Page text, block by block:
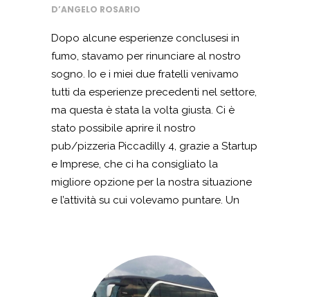
D’ANGELO ROSARIO
Dopo alcune esperienze conclusesi in
fumo, stavamo per rinunciare al nostro
sogno. Io e i miei due fratelli venivamo
tutti da esperienze precedenti nel settore,
ma questa è stata la volta giusta. Ci è
stato possibile aprire il nostro
pub/pizzeria Piccadilly 4, grazie a Startup
e Imprese, che ci ha consigliato la
migliore opzione per la nostra situazione
e l’attività su cui volevamo puntare. Un
permesso di acquistare tutte le
attrezzature e gli arredamenti per il nostro
pub a Quarto. Oggi gestiamo il locale con